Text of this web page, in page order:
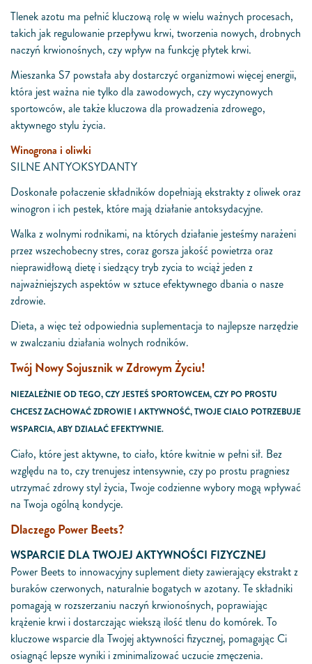
Tlenek azotu ma pełnić kluczową rolę w wielu ważnych procesach,
takich jak regulowanie przepływu krwi, tworzenia nowych, drobnych
naczyń krwionośnych, czy wpływ na funkcję płytek krwi.
Mieszanka S7 powstała aby dostarczyć organizmowi więcej energii,
która jest ważna nie tylko dla zawodowych, czy wyczynowych
sportowców, ale także kluczowa dla prowadzenia zdrowego,
aktywnego stylu życia.
Winogrona i oliwki
SILNE ANTYOKSYDANTY
Doskonałe połaczenie składników dopełniają ekstrakty z oliwek oraz
winogron i ich pestek, które mają działanie antoksydacyjne.
Walka z wolnymi rodnikami, na których działanie jesteśmy narażeni
przez wszechobecny stres, coraz gorsza jakość powietrza oraz
nieprawidłową dietę i siedzący tryb zycia to wciąż jeden z
najważniejszych aspektów w sztuce efektywnego dbania o nasze
zdrowie.
Dieta, a więc też odpowiednia suplementacja to najlepsze narzędzie
w zwalczaniu działania wolnych rodników.
Twój Nowy Sojusznik w Zdrowym Życiu!
NIEZALEŻNIE OD TEGO, CZY JESTEŚ SPORTOWCEM, CZY PO PROSTU
CHCESZ ZACHOWAĆ ZDROWIE I AKTYWNOŚĆ, TWOJE CIAŁO POTRZEBUJE
WSPARCIA, ABY DZIAŁAĆ EFEKTYWNIE.
Ciało, które jest aktywne, to ciało, które kwitnie w pełni sił. Bez
względu na to, czy trenujesz intensywnie, czy po prostu pragniesz
utrzymać zdrowy styl życia, Twoje codzienne wybory mogą wpływać
na Twoja ogólną kondycje.
Dlaczego Power Beets?
WSPARCIE DLA TWOJEJ AKTYWNOŚCI FIZYCZNEJ
Power Beets to innowacyjny suplement diety zawierający ekstrakt z
buraków czerwonych, naturalnie bogatych w azotany. Te składniki
pomagają w rozszerzaniu naczyń krwionośnych, poprawiając
krążenie krwi i dostarczając wiekszą ilość tlenu do komórek. To
kluczowe wsparcie dla Twojej aktywności fizycznej, pomagając Ci
osiagnąć lepsze wyniki i zminimalizować uczucie zmęczenia.